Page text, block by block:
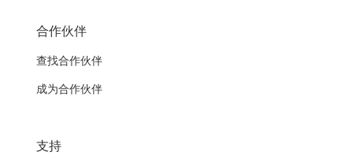
合作伙伴
查找合作伙伴
成为合作伙伴
支持